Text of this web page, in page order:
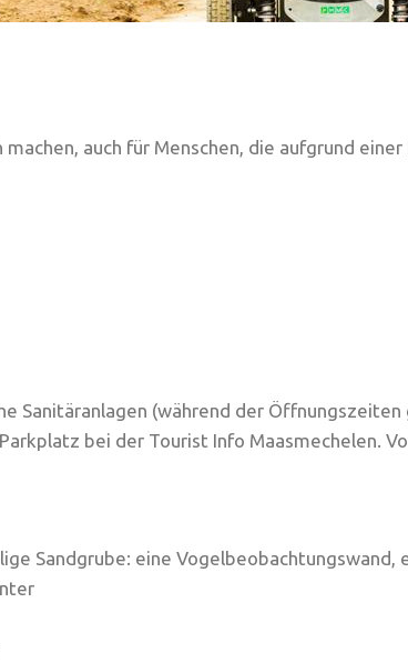
auch für Menschen, die aufgrund
Sanitäranlagen (während der
bei der Tourist Info Maasmechelen.
Sandgrube: eine Vogelbeobachtungswand,